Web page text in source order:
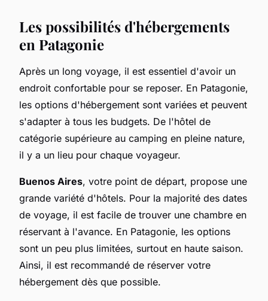
Les possibilités d'hébergements
en Patagonie
Après un long voyage, il est essentiel d'avoir un
endroit confortable pour se reposer. En Patagonie,
les options d'hébergement sont variées et peuvent
s'adapter à tous les budgets. De l'hôtel de
catégorie supérieure au camping en pleine nature,
il y a un lieu pour chaque voyageur.
Buenos Aires, votre point de départ, propose une
grande variété d'hôtels. Pour la majorité des dates
de voyage, il est facile de trouver une chambre en
réservant à l'avance. En Patagonie, les options
sont un peu plus limitées, surtout en haute saison.
Ainsi, il est recommandé de réserver votre
hébergement dès que possible.